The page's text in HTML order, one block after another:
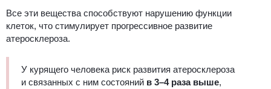
Все эти вещества способствуют нарушению функции
клеток, что стимулирует прогрессивное развитие
атеросклероза.
У курящего человека риск развития атеросклероза
и связанных с ним состояний в 3–4 раза выше,